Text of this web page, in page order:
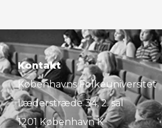
Kontakt
Københavns Folkeuniversitet
Læderstræde 34, 2. sal
1201 København K